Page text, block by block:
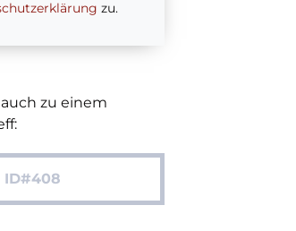
zu.
zu einem
ID#408